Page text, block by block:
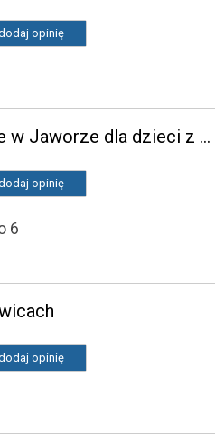
opinię
Przedszkole Specjalne w Jaworze dla dzieci z Niepełnosprawnością Intelektualną w Stopniu Umiarkowanym, Znacznym i Głębokim, z Autyzmem Oraz z Niepełnosprawnościami Sprzężonymi
opinię
6
opinię